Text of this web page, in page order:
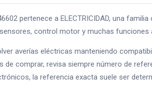
pertenece a ELECTRICIDAD, una
control motor y muchas funciones
averías eléctricas manteniendo
de comprar, revisa siempre número de
la referencia exacta suele ser